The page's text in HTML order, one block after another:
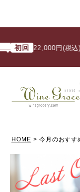
22,000円(税込)以上で
HOME 今月のおすす